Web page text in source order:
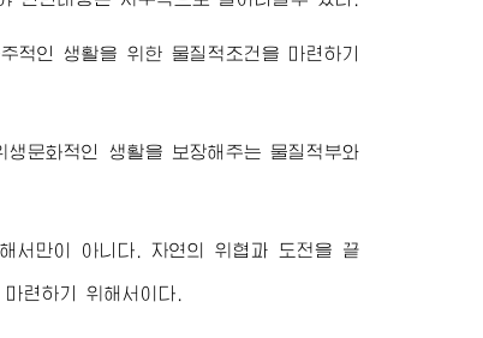
적인 생활을 위한 물질적조건을 마련하기
문화적인 생활을 보장해주는 물질적부와
서만이 아니다. 자연의 위협과 도전을 끝
련하기 위해서이다.